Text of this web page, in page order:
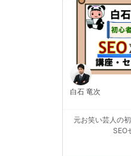
白石 竜次
元お笑い芸人の
SEO